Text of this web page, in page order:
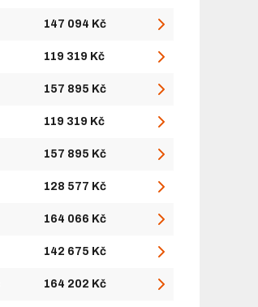
147 094 Kč
119 319 Kč
157 895 Kč
119 319 Kč
157 895 Kč
128 577 Kč
164 066 Kč
142 675 Kč
164 202 Kč